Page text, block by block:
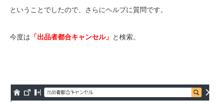
ということでしたので、さらにヘルプに質問です。
今度は 「出品者都合キャンセル」 と検索。